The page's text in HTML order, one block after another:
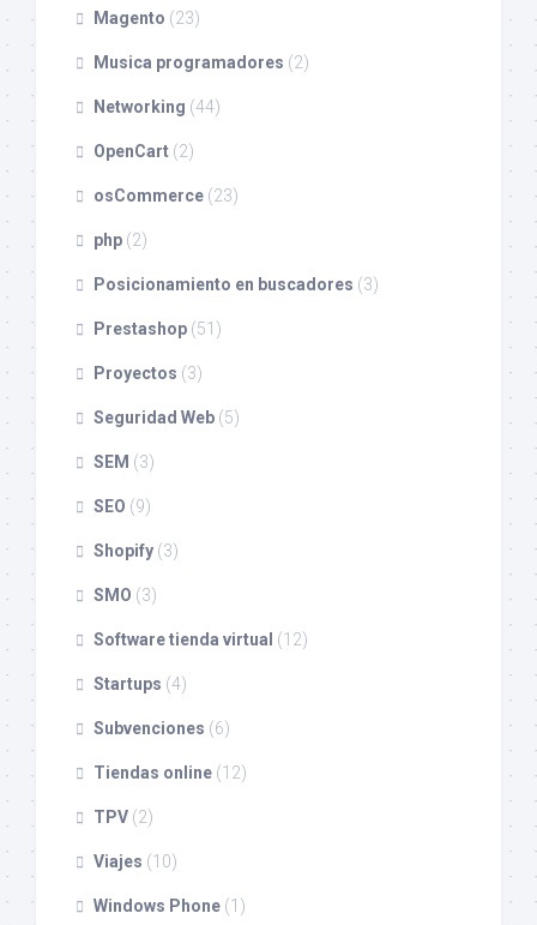
Magento (23)
Musica programadores (2)
Networking (44)
OpenCart (2)
osCommerce (23)
php (2)
Posicionamiento en buscadores (3)
Prestashop (51)
Proyectos (3)
Seguridad Web (5)
SEM (3)
SEO (9)
Shopify (3)
SMO (3)
Software tienda virtual (12)
Startups (4)
Subvenciones (6)
Tiendas online (12)
TPV (2)
Viajes (10)
Windows Phone (1)